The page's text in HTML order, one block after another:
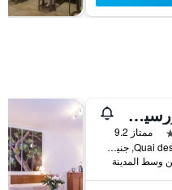
فندق فورسيزونز دي بيرج جنيف
ممتاز 9.2
33 Quai des Bergues, جنيف, كانتون جنيف, سويسرا